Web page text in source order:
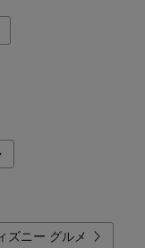
ズニー グルメ